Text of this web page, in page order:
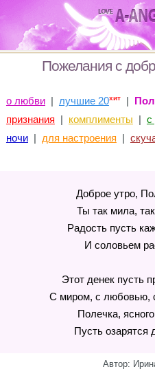
Пожелания с
о любви| лучшие 20хит|
признания | комплименты | с
ночи| для настроения |
Доброе утро,
Ты так мила,
Радость пусть
И соловьем
Этот денек пусть
С миром, с любовью,
Полечка,
Пусть озарятся
Автор: